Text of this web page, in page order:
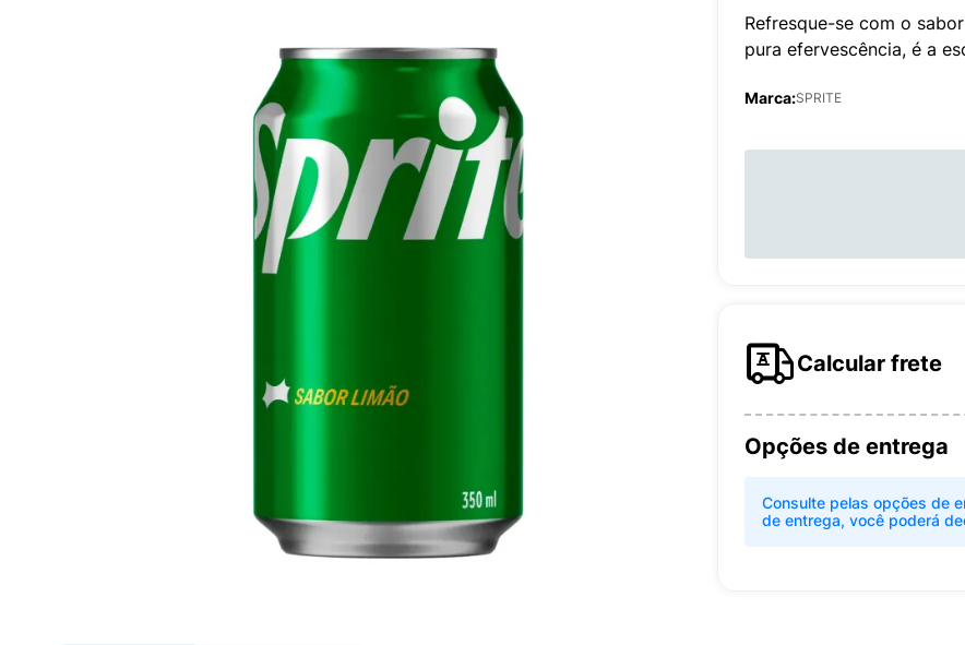
Refresque-se com o
pura efervescência, é a
Marca:SPRITE
Calcular frete
Opções de entrega
Consulte pelas opções de
de entrega, você poderá